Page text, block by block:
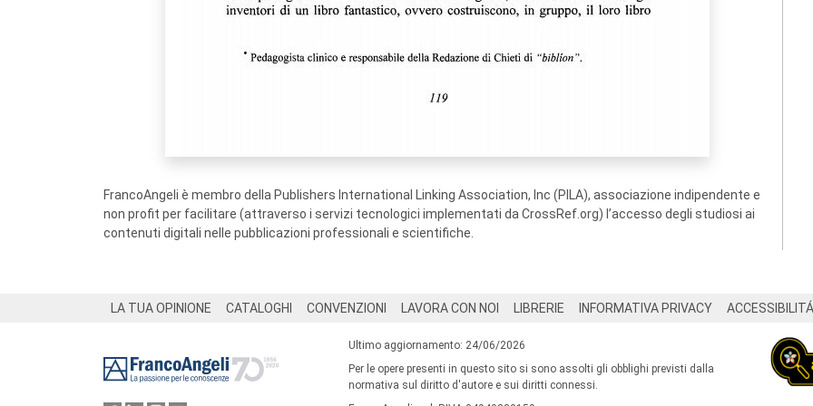
FrancoAngeli è membro della Publishers International Linking Association, Inc (PILA), associazione indipendente e
non profit per facilitare (attraverso i servizi tecnologici implementati da CrossRef.org) l’accesso degli studiosi ai
contenuti digitali nelle pubblicazioni professionali e scientifiche.
LA TUA OPINIONE CATALOGHI CONVENZIONI LAVORA CON NOI LIBRERIE INFORMATIVA PRIVACY ACCESSIBILITÁ
Ultimo aggiornamento: 24/06/2026
Per le opere presenti in questo sito si sono assolti gli obblighi previsti dalla
normativa sul diritto d'autore e sui diritti connessi.